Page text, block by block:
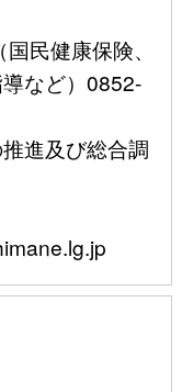
民健康保険、
など）0852-
進及び総合調